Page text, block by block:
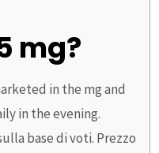
mg?
in the mg and
in the evening.
base di voti. Prezzo